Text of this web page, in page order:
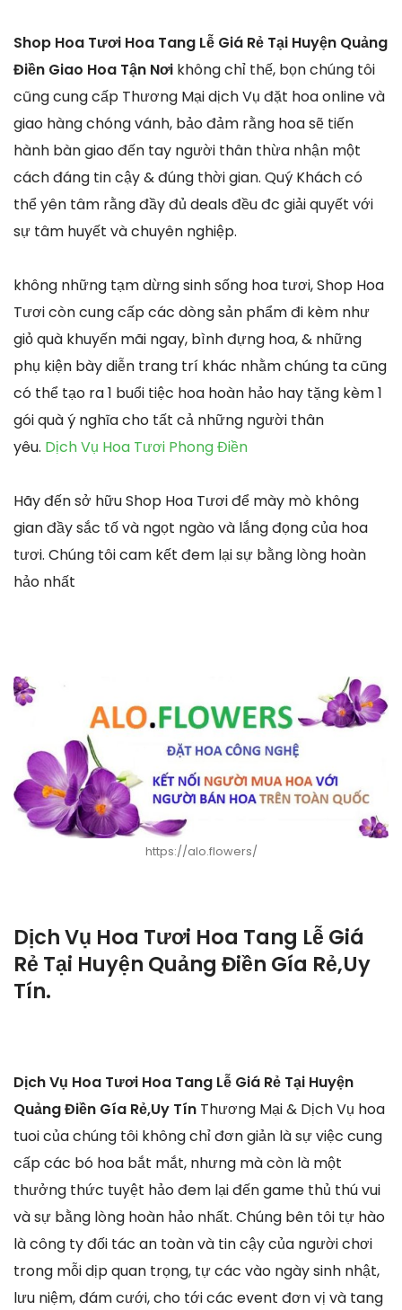
Shop Hoa Tươi Hoa Tang Lễ Giá Rẻ Tại Huyện Quảng
Điền Giao Hoa Tận Nơi không chỉ thế, bọn chúng tôi
cũng cung cấp Thương Mại dịch Vụ đặt hoa online và
giao hàng chóng vánh, bảo đảm rằng hoa sẽ tiến
hành bàn giao đến tay người thân thừa nhận một
cách đáng tin cậy & đúng thời gian. Quý Khách có
thể yên tâm rằng đầy đủ deals đều đc giải quyết với
sự tâm huyết và chuyên nghiệp.
không những tạm dừng sinh sống hoa tươi, Shop Hoa
Tươi còn cung cấp các dòng sản phẩm đi kèm như
giỏ quà khuyến mãi ngay, bình đựng hoa, & những
phụ kiện bày diễn trang trí khác nhằm chúng ta cũng
có thể tạo ra 1 buổi tiệc hoa hoàn hảo hay tặng kèm 1
gói quà ý nghĩa cho tất cả những người thân
yêu. Dịch Vụ Hoa Tươi Phong Điền
Hãy đến sở hữu Shop Hoa Tươi để mày mò không
gian đầy sắc tố và ngọt ngào và lắng đọng của hoa
tươi. Chúng tôi cam kết đem lại sự bằng lòng hoàn
hảo nhất
https://alo.flowers/
Dịch Vụ Hoa Tươi Hoa Tang Lễ Giá
Rẻ Tại Huyện Quảng Điền Gía Rẻ,Uy
Tín.
Dịch Vụ Hoa Tươi Hoa Tang Lễ Giá Rẻ Tại Huyện
Quảng Điền Gía Rẻ,Uy Tín Thương Mại & Dịch Vụ hoa
tuoi của chúng tôi không chỉ đơn giản là sự việc cung
cấp các bó hoa bắt mắt, nhưng mà còn là một
thưởng thức tuyệt hảo đem lại đến game thủ thú vui
và sự bằng lòng hoàn hảo nhất. Chúng bên tôi tự hào
là công ty đối tác an toàn và tin cậy của người chơi
trong mỗi dịp quan trọng, tự các vào ngày sinh nhật,
lưu niệm, đám cưới, cho tới các event đơn vị và tang